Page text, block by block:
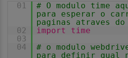
01
# O modulo time
para esperar o
paginas atraves
02
import
time
03
04
# o modulo
para definir qual